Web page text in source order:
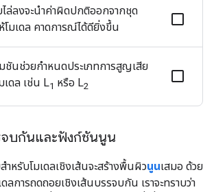
ไล่ลงจะนำค่าผิดปกติออกจากชุด
โมเดล คาดการณ์ได้ดียิ่งขึ้น
มชันช่วยกำหนดประเภทการสูญเสีย
เดล เช่น L1 หรือ L2
จบกันและฟังก์ชันนูน
หรับโมเดลเชิงเส้นจะสร้างพื้นผิวนูนเสมอ ด้วย
การถดถอยเชิงเส้นบรรจบกัน เราจะทราบว่า